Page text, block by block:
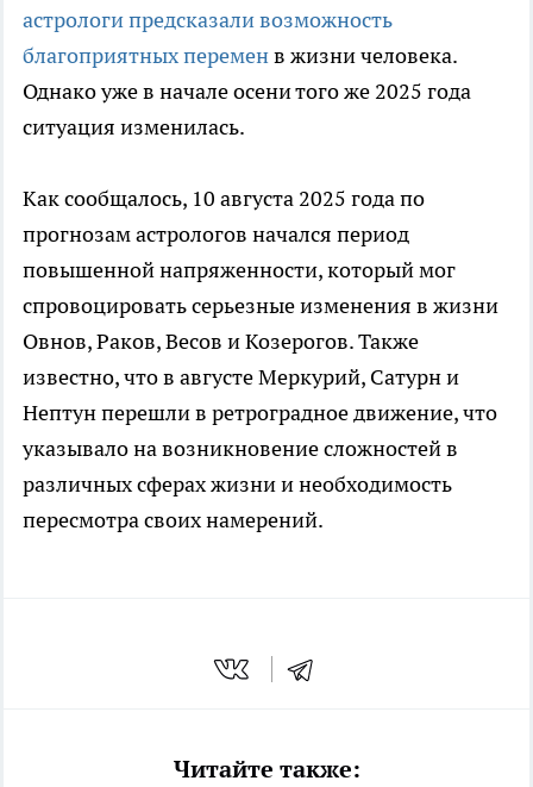
астрологи предсказали возможность
благоприятных переменв жизни человека.
Однако уже в начале осени того же 2025 года
ситуация изменилась.
Как сообщалось, 10 августа 2025 года по
прогнозам астрологов начался период
повышенной напряженности, который мог
спровоцировать серьезные изменения в жизни
Овнов, Раков, Весов и Козерогов. Также
известно, что в августе Меркурий, Сатурн и
Нептун перешли в ретроградное движение, что
указывало на возникновение сложностей в
различных сферах жизни и необходимость
пересмотра своих намерений.
Читайте также: